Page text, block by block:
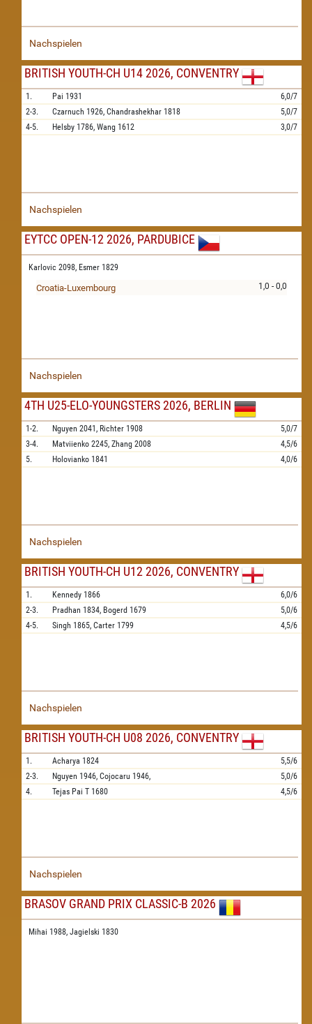
Nachspielen
BRITISH YOUTH-CH U14 2026, CONVENTRY
1. Pai 1931
6,0/7
2-3.
Czarnuch 1926, Chandrashekhar 1818
5,0/7
4-5.
Helsby 1786, Wang 1612 3,0/7
Nachspielen
EYTCC OPEN-12 2026, PARDUBICE
Karlovic 2098, Esmer 1829
1,0 - 0,0
Croatia-Luxembourg
Nachspielen
4TH U25-ELO-YOUNGSTERS 2026, BERLIN
1-2. Nguyen 2041, Richter 1908
5,0/7
3-4.
Matviienko 2245, Zhang 2008
4,5/6
5.
Holovianko 1841 4,0/6
Nachspielen
BRITISH YOUTH-CH U12 2026, CONVENTRY
1. Kennedy 1866
6,0/6
2-3.
Pradhan 1834, Bogerd 1679
5,0/6
4-5.
Singh 1865, Carter 1799 4,5/6
Nachspielen
BRITISH YOUTH-CH U08 2026, CONVENTRY
1. Acharya 1824
5,5/6
2-3.
Nguyen 1946, Cojocaru 1946,
5,0/6
4.
Tejas Pai T 1680 4,5/6
Nachspielen
BRASOV GRAND PRIX CLASSIC-B 2026
Mihai 1988, Jagielski 1830